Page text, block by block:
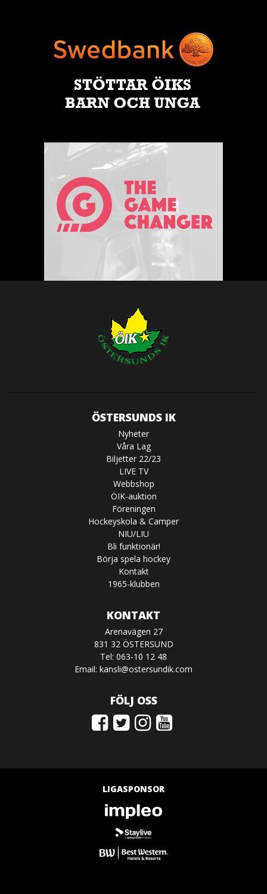
ÖSTERSUNDS IK
Nyheter
Våra Lag
Biljetter 22/23
LIVE TV
Webbshop
ÖIK-auktion
Föreningen
Hockeyskola & Camper
NIU/LIU
Bli funktionär!
Börja spela hockey
Kontakt
1965-klubben
KONTAKT
Arenavägen 27
831 32 ÖSTERSUND
Tel: 063-10 12 48
Email: kansli@ostersundik.com
FÖLJ OSS
LIGASPONSOR